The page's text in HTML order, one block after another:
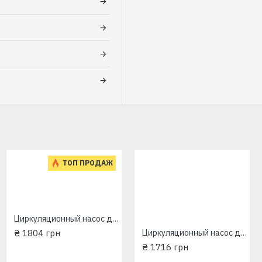
Вес
ТОП ПРОДАЖ
Циркуляционный насос для отопления Wilo Star EuroAqua RS25-4/180мм
₴ 1804 грн Циркуляционный насос для отопления Wilo-Star(EuroAqua)RS25-6/180+гайки
₴ 1716 грн